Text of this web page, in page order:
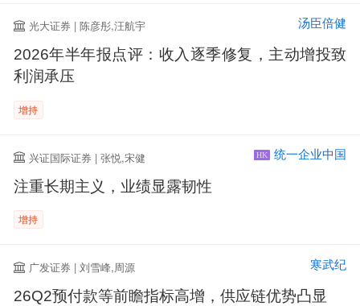
光大证券 | 陈彦彤,汪航宇 汤臣倍健
2026年半年报点评：收入逐季修复，主动增投致
利润承压
增持
兴证国际证券 | 张悦,宋健 HK 统一企业中国
注重长期主义，业绩显露韧性
增持
广发证券 | 刘雪峰,周源 寒武纪
26Q2预付款等前瞻指标高增，供应链优势凸显